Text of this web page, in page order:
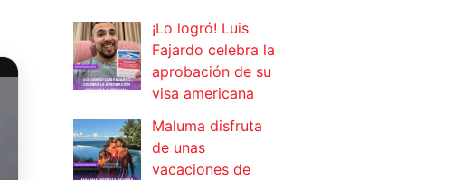
¡Lo logró! Luis
Fajardo celebra la
aprobación de su
visa americana
Maluma disfruta
de unas
vacaciones de